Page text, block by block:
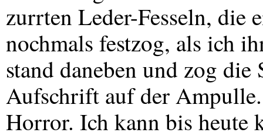
zurrten Leder-Fesseln, die
nochmals festzog, als ich
stand daneben und zog
Aufschrift auf der
Horror. Ich kann bis heute